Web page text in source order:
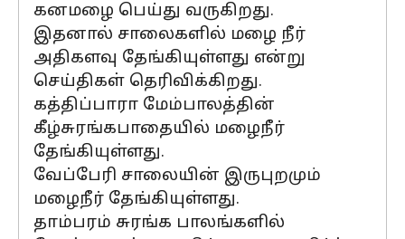
கனமழை பெய்து வருகிறது.
இதனால் சாலைகளில் மழை நீர்
அதிகளவு தேங்கியுள்ளது என்று
செய்திகள் தெரிவிக்கிறது.
கத்திப்பாரா மேம்பாலத்தின்
கீழ்சுரங்கபாதையில் மழைநீர்
தேங்கியுள்ளது.
வேப்பேரி சாலையின் இருபுறமும்
மழைநீர் தேங்கியுள்ளது.
தாம்பரம் சுரங்க பாலங்களில்